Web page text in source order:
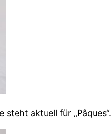
steht aktuell für „Pâques“.